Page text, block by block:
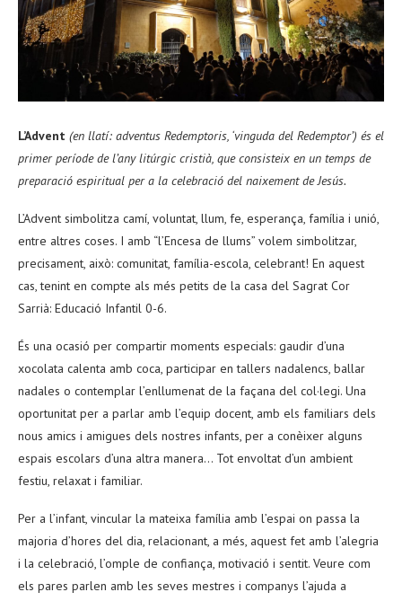
L’Advent (en llatí: adventus Redemptoris, ‘vinguda del Redemptor’) és el
primer període de l’any litúrgic cristià, que consisteix en un temps de
preparació espiritual per a la celebració del naixement de Jesús.
L’Advent simbolitza camí, voluntat, llum, fe, esperança, família i unió,
entre altres coses. I amb “l’Encesa de llums” volem simbolitzar,
precisament, això: comunitat, família-escola, celebrant! En aquest
cas, tenint en compte als més petits de la casa del Sagrat Cor
Sarrià: Educació Infantil 0-6.
És una ocasió per compartir moments especials: gaudir d’una
xocolata calenta amb coca, participar en tallers nadalencs, ballar
nadales o contemplar l’enllumenat de la façana del col·legi. Una
oportunitat per a parlar amb l’equip docent, amb els familiars dels
nous amics i amigues dels nostres infants, per a conèixer alguns
espais escolars d’una altra manera… Tot envoltat d’un ambient
festiu, relaxat i familiar.
Per a l’infant, vincular la mateixa família amb l’espai on passa la
majoria d’hores del dia, relacionant, a més, aquest fet amb l’alegria
i la celebració, l’omple de confiança, motivació i sentit. Veure com
els pares parlen amb les seves mestres i companys l’ajuda a